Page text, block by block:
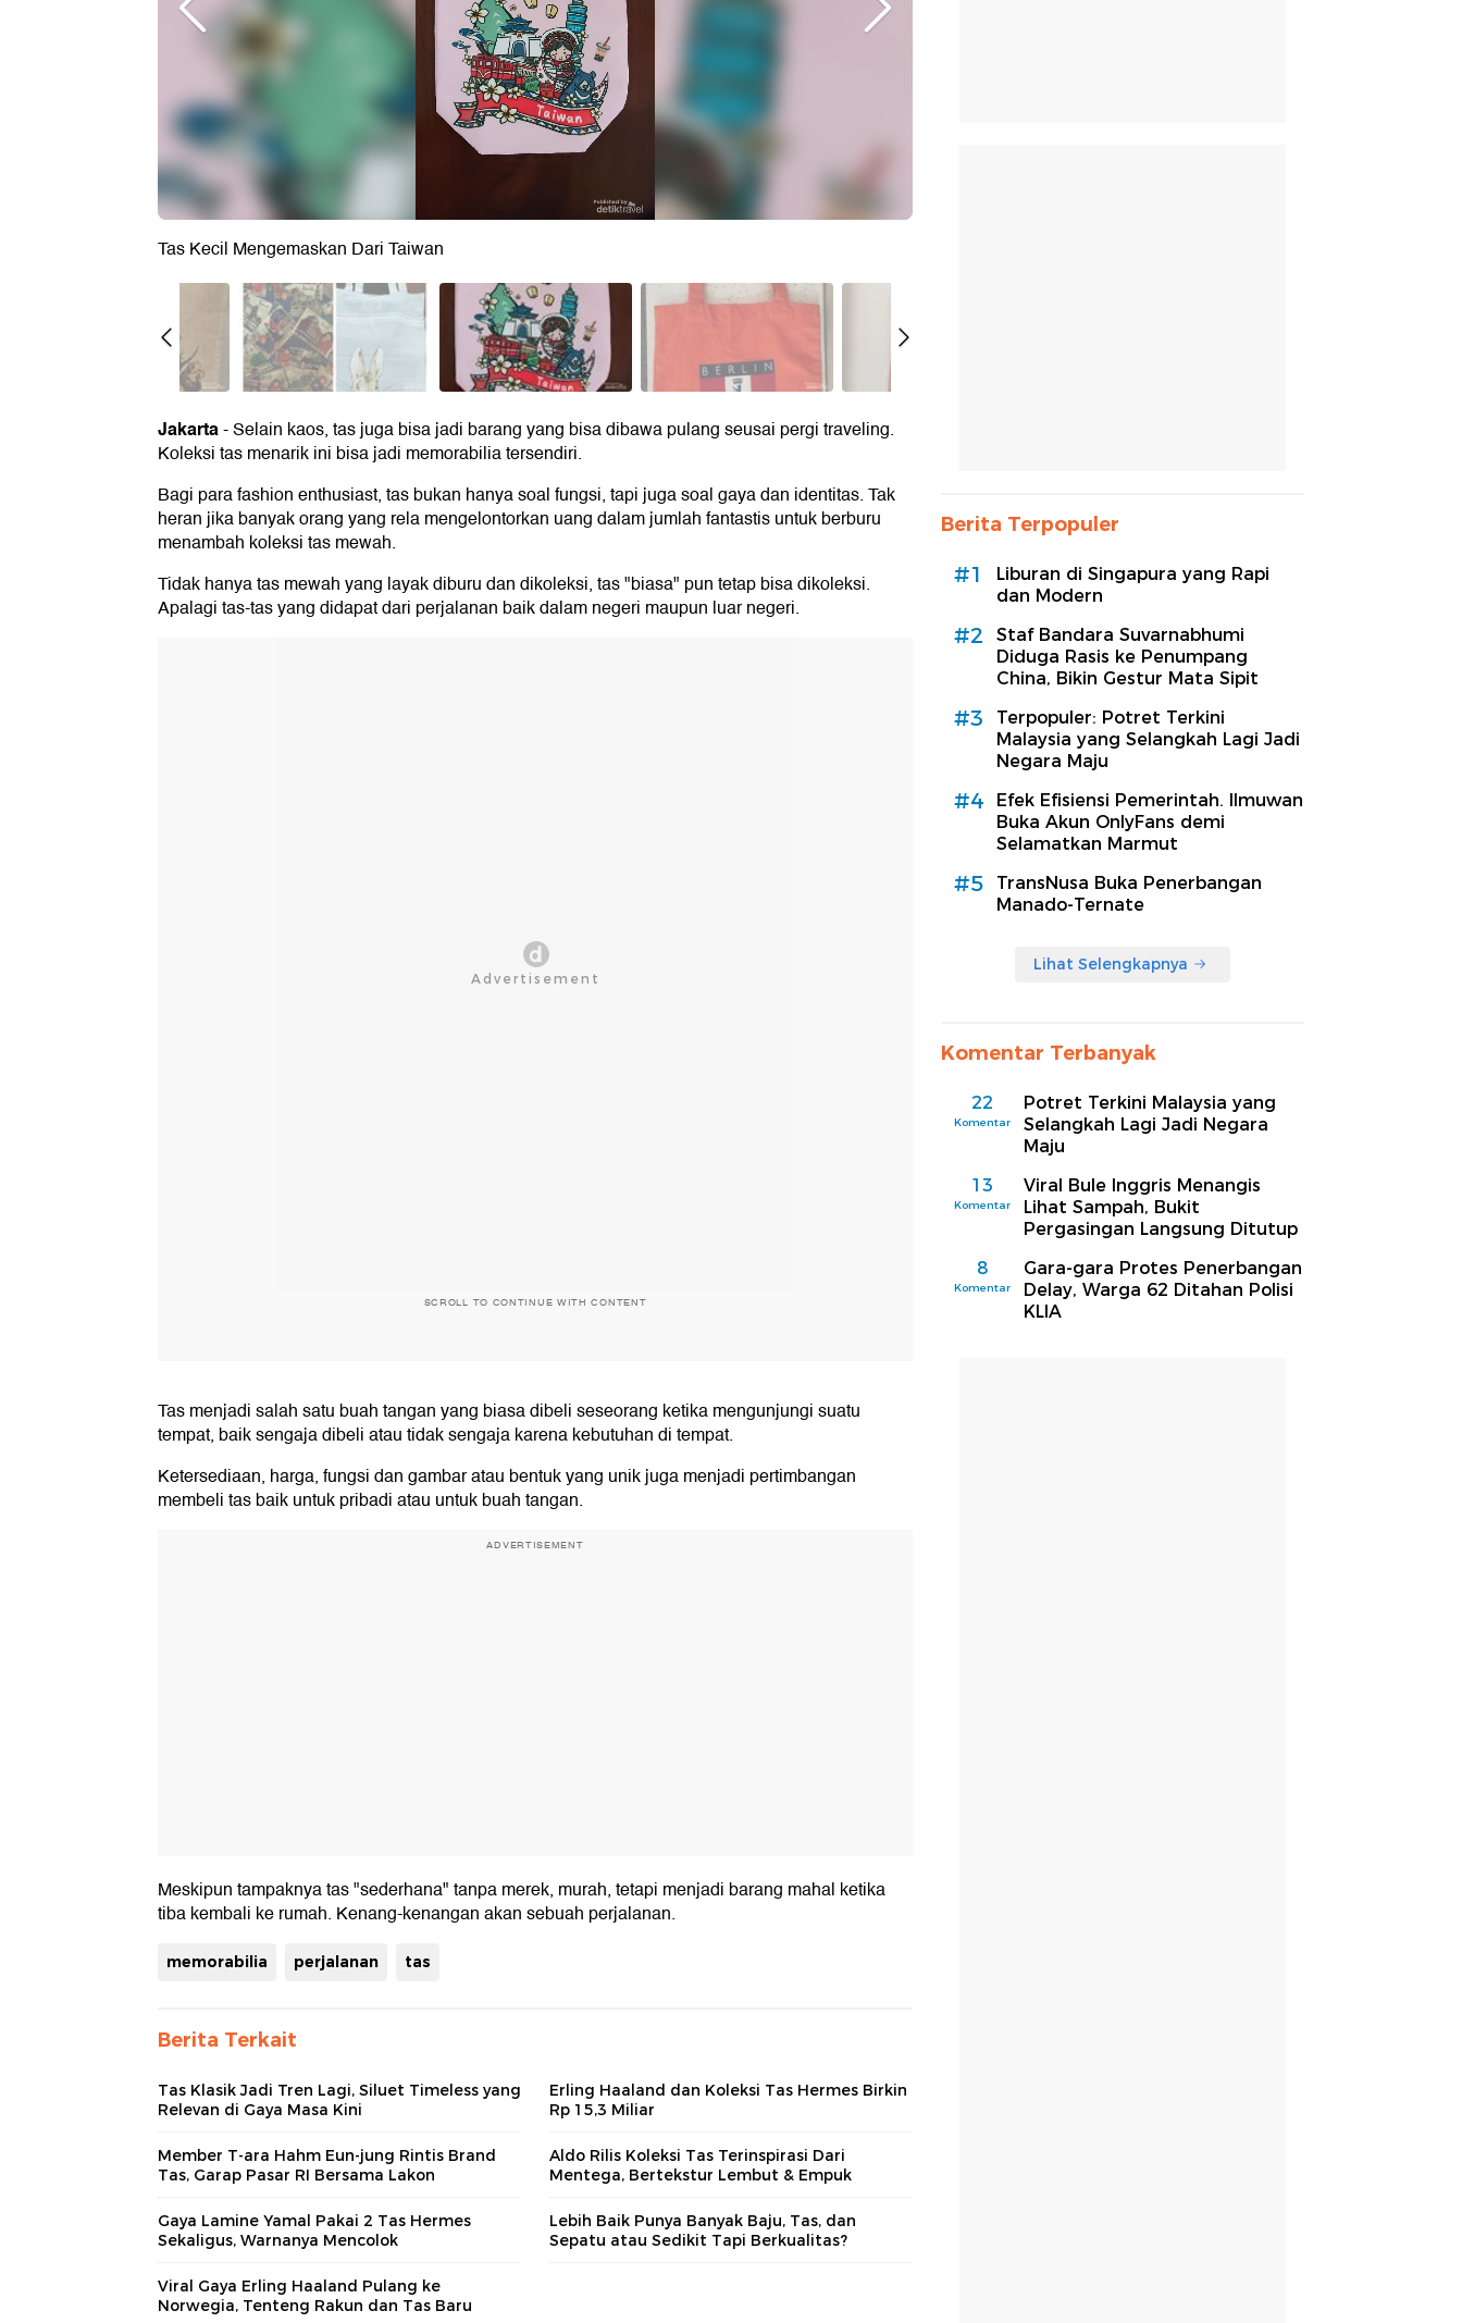
Tas Kecil Mengemaskan Dari Taiwan
Jakarta-Selain kaos, tas juga bisa jadi barang yang bisa dibawa pulang seusai pergi traveling.
Koleksi tas menarik ini bisa jadi memorabilia tersendiri.
Bagi para fashion enthusiast, tas bukan hanya soal fungsi, tapi juga soal gaya dan identitas. Tak
heran jika banyak orang yang rela mengelontorkan uang dalam jumlah fantastis untuk berburu
menambah koleksi tas mewah.
Tidak hanya tas mewah yang layak diburu dan dikoleksi, tas "biasa" pun tetap bisa dikoleksi.
Apalagi tas-tas yang didapat dari perjalanan baik dalam negeri maupun luar negeri.
SCROLL TO CONTINUE WITH CONTENT
Tas menjadi salah satu buah tangan yang biasa dibeli seseorang ketika mengunjungi suatu
tempat, baik sengaja dibeli atau tidak sengaja karena kebutuhan di tempat.
Ketersediaan, harga, fungsi dan gambar atau bentuk yang unik juga menjadi pertimbangan
membeli tas baik untuk pribadi atau untuk buah tangan.
ADVERTISEMENT
Meskipun tampaknya tas "sederhana" tanpa merek, murah, tetapi menjadi barang mahal ketika
tiba kembali ke rumah. Kenang-kenangan akan sebuah perjalanan.
memorabilia perjalanan tas
Berita Terkait
Tas Klasik Jadi Tren Lagi, Siluet Timeless yang
Relevan di Gaya Masa Kini
Erling Haaland dan Koleksi Tas Hermes Birkin
Rp 15,3 Miliar
Member T-ara Hahm Eun-jung Rintis Brand
Tas, Garap Pasar RI Bersama Lakon
Aldo Rilis Koleksi Tas Terinspirasi Dari
Mentega, Bertekstur Lembut & Empuk
Gaya Lamine Yamal Pakai 2 Tas Hermes
Sekaligus, Warnanya Mencolok
Lebih Baik Punya Banyak Baju, Tas, dan
Sepatu atau Sedikit Tapi Berkualitas?
Viral Gaya Erling Haaland Pulang ke
Norwegia, Tenteng Rakun dan Tas Baru
Berita Terpopuler
#1
Liburan di Singapura yang Rapi
dan Modern
#2
Staf Bandara Suvarnabhumi
Diduga Rasis ke Penumpang
China, Bikin Gestur Mata Sipit
#3
Terpopuler: Potret Terkini
Malaysia yang Selangkah Lagi Jadi
Negara Maju
#4
Efek Efisiensi Pemerintah. Ilmuwan
Buka Akun OnlyFans demi
Selamatkan Marmut
#5
TransNusa Buka Penerbangan
Manado-Ternate
Lihat Selengkapnya
Komentar Terbanyak
22
Komentar
Potret Terkini Malaysia yang
Selangkah Lagi Jadi Negara
Maju
13
Komentar
Viral Bule Inggris Menangis
Lihat Sampah, Bukit
Pergasingan Langsung Ditutup
8
Komentar
Gara-gara Protes Penerbangan
Delay, Warga 62 Ditahan Polisi
KLIA